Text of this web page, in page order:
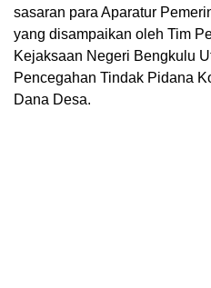
sasaran para Aparatur
yang disampaikan oleh Tim
Kejaksaan Negeri Bengkulu
Pencegahan Tindak Pidana
Dana Desa.